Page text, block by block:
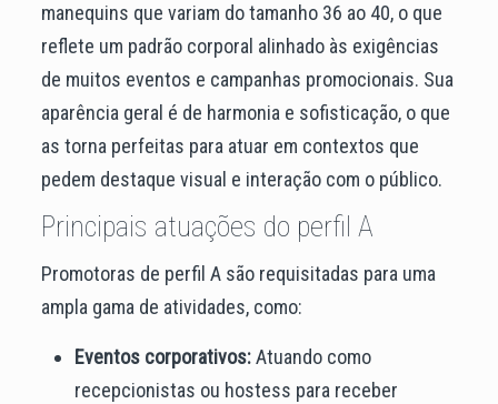
manequins que variam do tamanho 36 ao 40, o que
reflete um padrão corporal alinhado às exigências
de muitos eventos e campanhas promocionais. Sua
aparência geral é de harmonia e sofisticação, o que
as torna perfeitas para atuar em contextos que
pedem destaque visual e interação com o público.
Principais atuações do perfil A
Promotoras de perfil A são requisitadas para uma
ampla gama de atividades, como:
Eventos corporativos:Atuando como
recepcionistas ou hostess para receber